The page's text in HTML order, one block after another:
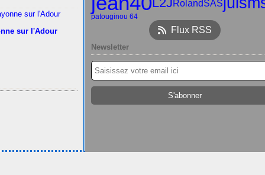
sur l'Adour
RolandSAS
patouginou 64
Flux RSS
Newsletter